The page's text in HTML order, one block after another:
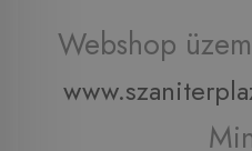
Webshop